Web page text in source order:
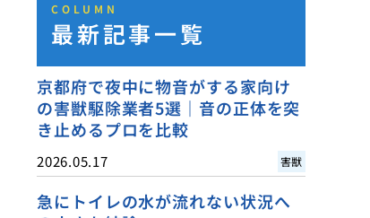
COLUMN
最新記事一覧
京都府で夜中に物音がする家向け
の害獣駆除業者5選｜音の正体を突
き止めるプロを比較
2026.05.17 害獣
急にトイレの水が流れない状況へ